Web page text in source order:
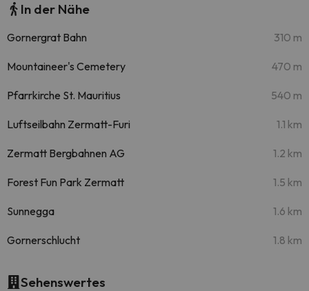
In der Nähe
Gornergrat Bahn 310 m
Mountaineer's Cemetery 470 m
Pfarrkirche St. Mauritius 540 m
Luftseilbahn Zermatt-Furi 1.1 km
Zermatt Bergbahnen AG 1.2 km
Forest Fun Park Zermatt 1.5 km
Sunnegga 1.6 km
Gornerschlucht 1.8 km
Sehenswertes